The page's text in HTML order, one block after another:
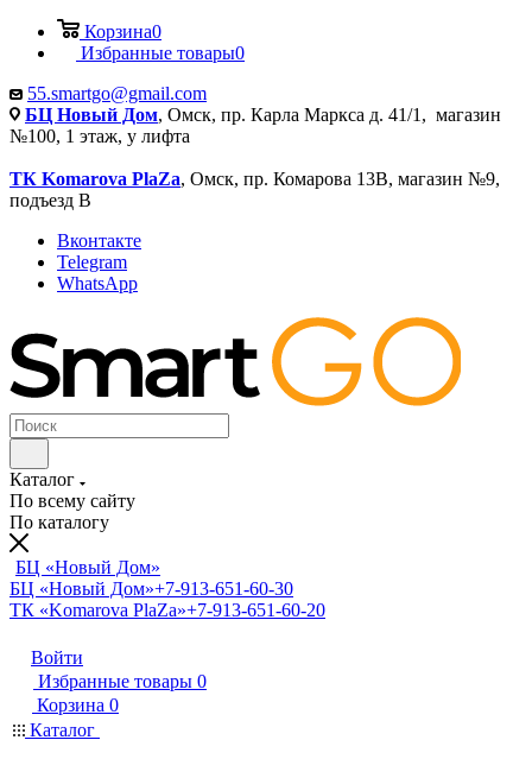
Корзина0
Избранные товары0
55.smartgo@gmail.com
БЦ Новый Дом, Омск, пр. Карла Маркса д. 41/1, магазин
№100, 1 этаж, у лифта
ТК Komarova PlaZa, Омск, пр. Комарова 13В, магазин №9,
подъезд В
Вконтакте
Telegram
WhatsApp
Каталог
По всему сайту
По каталогу
БЦ «Новый Дом»
БЦ «Новый Дом»+7-913-651-60-30
ТК «Komarova PlaZa»+7-913-651-60-20
Войти
Избранные товары 0
Корзина 0
Каталог